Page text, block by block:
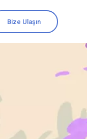
Bize Ulaşın